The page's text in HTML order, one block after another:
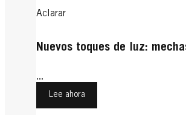
Aclarar
Nuevos toques de luz:
...
Lee ahora